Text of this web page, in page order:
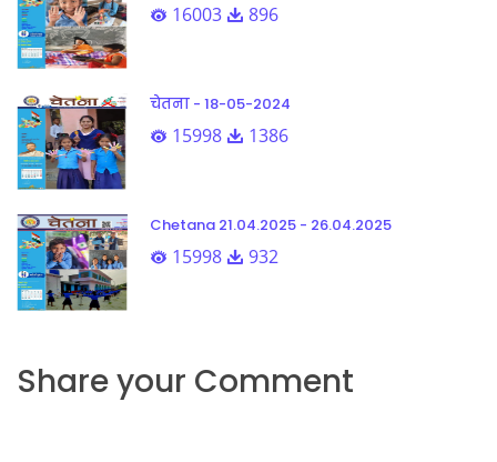
16003 896
चेतना - 18-05-2024
15998 1386
Chetana 21.04.2025 - 26.04.2025
15998 932
Share your Comment